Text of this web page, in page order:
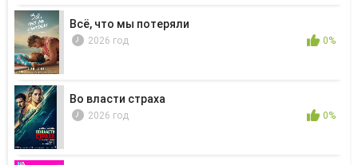
Всё, что мы потеряли
2026 год 0%
Во власти страха
2026 год 0%